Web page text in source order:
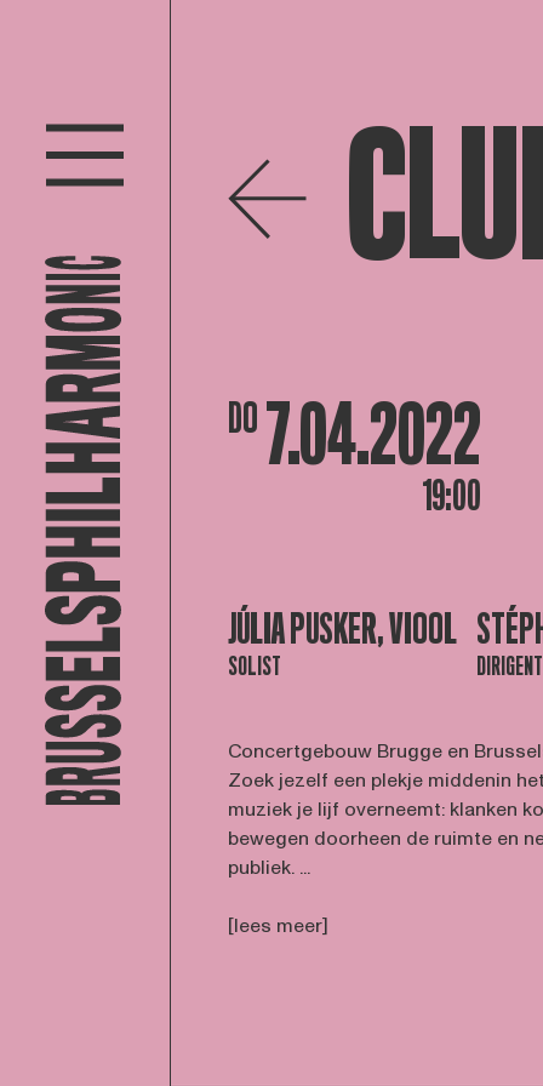
DO 7.04.2022
19:00
JÚLIA PUSKER, VIOOL
SOLIST DIRIGENT
Concertgebouw Brugge en
Zoek jezelf een plekje middenin
muziek je lijf overneemt: klanken
bewegen doorheen de ruimte en
publiek. ...
[lees meer]